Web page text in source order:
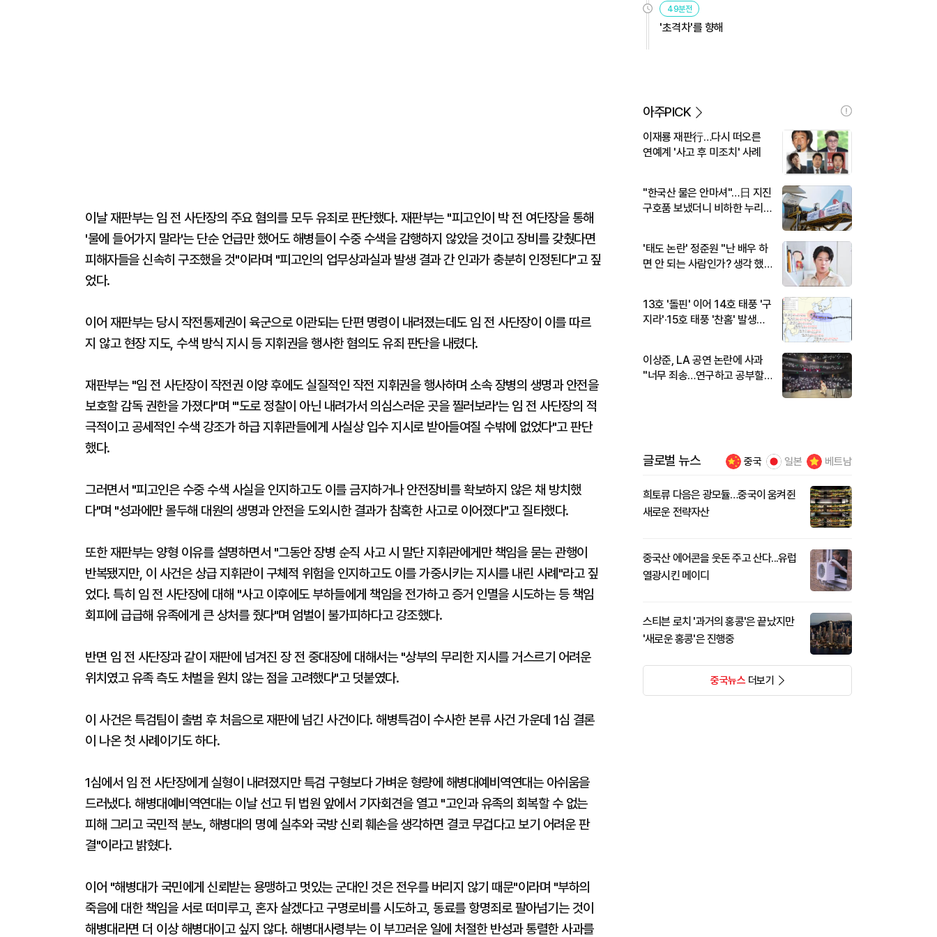
이날 재판부는 임 전 사단장의 주요 혐의를 모두 유죄로 판단했다. 재판부는 "피고인이 박 전 여단장을 통해
'물에 들어가지 말라'는 단순 언급만 했어도 해병들이 수중 수색을 감행하지 않았을 것이고 장비를 갖췄다면
피해자들을 신속히 구조했을 것"이라며 "피고인의 업무상과실과 발생 결과 간 인과가 충분히 인정된다"고 짚
었다.
이어 재판부는 당시 작전통제권이 육군으로 이관되는 단편 명령이 내려졌는데도 임 전 사단장이 이를 따르
지 않고 현장 지도, 수색 방식 지시 등 지휘권을 행사한 혐의도 유죄 판단을 내렸다.
재판부는 "임 전 사단장이 작전권 이양 후에도 실질적인 작전 지휘권을 행사하며 소속 장병의 생명과 안전을
보호할 감독 권한을 가졌다"며 "'도로 정찰이 아닌 내려가서 의심스러운 곳을 찔러보라'는 임 전 사단장의 적
극적이고 공세적인 수색 강조가 하급 지휘관들에게 사실상 입수 지시로 받아들여질 수밖에 없었다"고 판단
했다.
그러면서 "피고인은 수중 수색 사실을 인지하고도 이를 금지하거나 안전장비를 확보하지 않은 채 방치했
다"며 "성과에만 몰두해 대원의 생명과 안전을 도외시한 결과가 참혹한 사고로 이어졌다"고 질타했다.
또한 재판부는 양형 이유를 설명하면서 "그동안 장병 순직 사고 시 말단 지휘관에게만 책임을 묻는 관행이
반복됐지만, 이 사건은 상급 지휘관이 구체적 위험을 인지하고도 이를 가중시키는 지시를 내린 사례"라고 짚
었다. 특히 임 전 사단장에 대해 "사고 이후에도 부하들에게 책임을 전가하고 증거 인멸을 시도하는 등 책임
회피에 급급해 유족에게 큰 상처를 줬다"며 엄벌이 불가피하다고 강조했다.
반면 임 전 사단장과 같이 재판에 넘겨진 장 전 중대장에 대해서는 "상부의 무리한 지시를 거스르기 어려운
위치였고 유족 측도 처벌을 원치 않는 점을 고려했다"고 덧붙였다.
이 사건은 특검팀이 출범 후 처음으로 재판에 넘긴 사건이다. 해병특검이 수사한 본류 사건 가운데 1심 결론
이 나온 첫 사례이기도 하다.
1심에서 임 전 사단장에게 실형이 내려졌지만 특검 구형보다 가벼운 형량에 해병대예비역연대는 아쉬움을
드러냈다. 해병대예비역연대는 이날 선고 뒤 법원 앞에서 기자회견을 열고 "고인과 유족의 회복할 수 없는
피해 그리고 국민적 분노, 해병대의 명예 실추와 국방 신뢰 훼손을 생각하면 결코 무겁다고 보기 어려운 판
결"이라고 밝혔다.
이어 "해병대가 국민에게 신뢰받는 용맹하고 멋있는 군대인 것은 전우를 버리지 않기 때문"이라며 "부하의
죽음에 대한 책임을 서로 떠미루고, 혼자 살겠다고 구명로비를 시도하고, 동료를 항명죄로 팔아넘기는 것이
해병대라면 더 이상 해병대이고 싶지 않다. 해병대사령부는 이 부끄러운 일에 처절한 반성과 통렬한 사과를
49분전
'초격차'를 향해
아주PICK
이재룡 재판行…다시 떠오른
연예계 '사고 후 미조치' 사례
"한국산 물은 안마셔"…日 지진
구호품 보냈더니 비하한 누리
'태도 논란' 정준원 "난 배우 하
면 안 되는 사람인가? 생각 했
13호 '돌핀' 이어 14호 태풍 '구
지라'·15호 태풍 '찬홈' 발생…
이상준, LA 공연 논란에 사과
"너무 죄송…연구하고 공부할
글로벌 뉴스 중국 일본 베트남
희토류 다음은 광모듈…중국이 움켜쥔
새로운 전략자산
중국산 에어콘을 웃돈 주고 산다...유럽
열광시킨 메이디
스티븐 로치 '과거의 홍콩'은 끝났지만
'새로운 홍콩'은 진행중
중국뉴스더보기